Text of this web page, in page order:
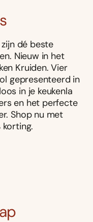
dé beste
Nieuw in het
Kruiden. Vier
gepresenteerd in
in je keukenla
en het perfecte
Shop nu met
korting.